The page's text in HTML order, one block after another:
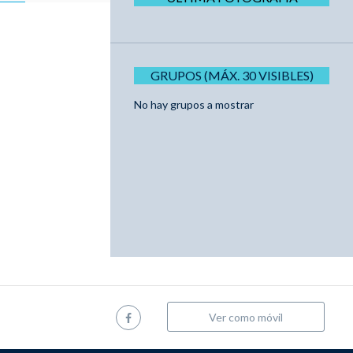
GRUPOS (MÁX. 30 VISIBLES)
No hay grupos a mostrar